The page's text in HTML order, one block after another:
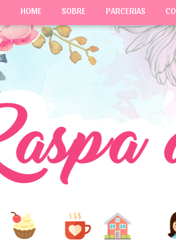
HOME SOBRE PARCERIAS